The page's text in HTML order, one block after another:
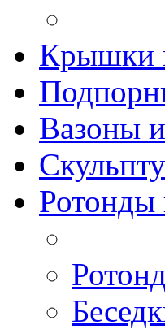
Крышки
Вазоны
Ротонды